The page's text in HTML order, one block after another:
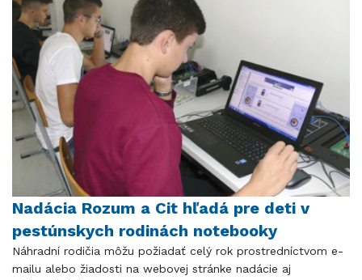
Nadácia Rozum a Cit hľadá pre deti v
pestúnskych rodinách notebooky
Náhradní rodičia môžu požiadať celý rok prostredníctvom e-
mailu alebo žiadosti na webovej stránke nadácie aj